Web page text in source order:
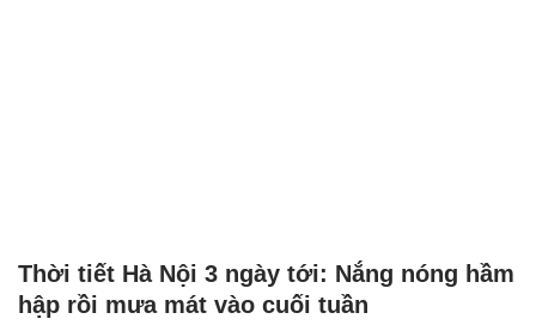
Thời tiết Hà Nội 3 ngày tới: Nắng nóng hầm
hập rồi mưa mát vào cuối tuần